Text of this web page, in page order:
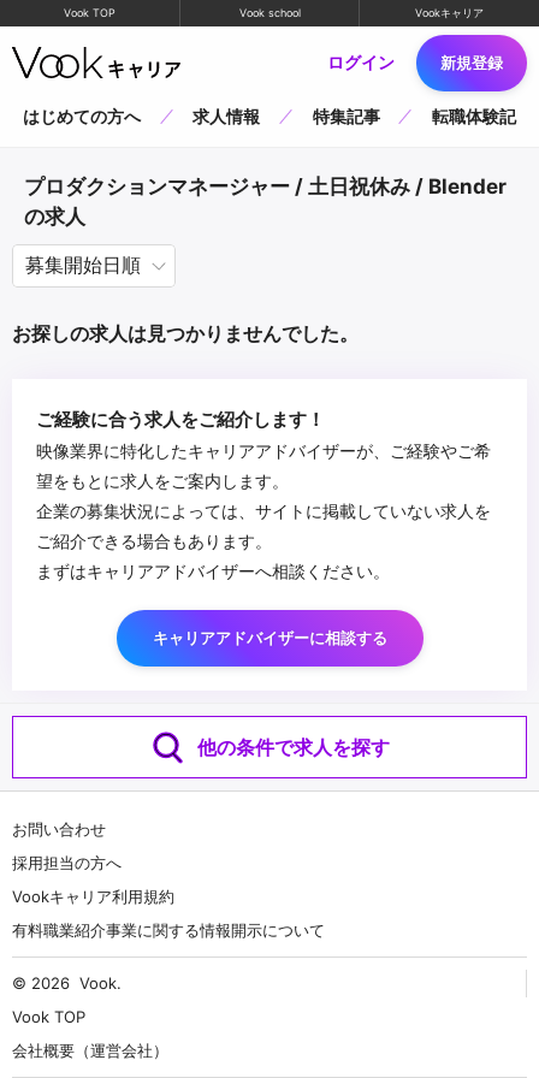
Vook TOP Vook school Vookキャリア
ログイン 新規登録
はじめての方へ 求人情報 特集記事 転職体験記
プロダクションマネージャー / 土日祝休み / Blender
の求人
お探しの求人は見つかりませんでした。
ご経験に合う求人をご紹介します！
映像業界に特化したキャリアアドバイザーが、ご経験やご希
望をもとに求人をご案内します。
企業の募集状況によっては、サイトに掲載していない求人を
ご紹介できる場合もあります。
まずはキャリアアドバイザーへ相談ください。
キャリアアドバイザーに相談する
他の条件で求人を探す
お問い合わせ
採用担当の方へ
Vookキャリア利用規約
有料職業紹介事業に関する情報開示について
© 2026 Vook.
Vook TOP
会社概要（運営会社）